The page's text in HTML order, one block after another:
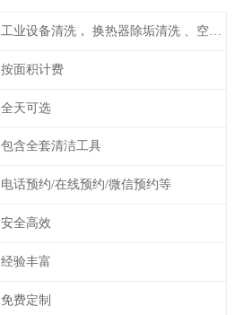
工业设备清洗， 换热器除垢清洗 、空调清洗等
按面积计费
全天可选
包含全套清洁工具
电话预约/在线预约/微信预约等
安全高效
经验丰富
免费定制